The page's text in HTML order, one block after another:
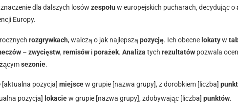
dla dalszych losów zespołu w europejskich pucharach, decydując o
Europy.
rozgrywkach, walczą o jak najlepsząpozycję. Ich obecne lokatyw
– zwycięstw, remisów iporażek. Analiza tych rezultatów pozwala
sezonie.
[aktualna pozycja] miejscew grupie [nazwa grupy], z dorobkiem [liczba]
pozycja] lokaciew grupie [nazwa grupy], zdobywając [liczba] punktów.